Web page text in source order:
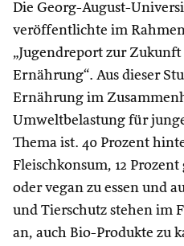
Die Georg-August-
veröffentlichte im
„Jugendreport zur
Ernährung“. Aus dieser
Ernährung im
Umweltbelastung für
Thema ist. 40 Prozent
Fleischkonsum, 12
oder vegan zu essen und
und Tierschutz stehen im
an, auch Bio-Produkte zu